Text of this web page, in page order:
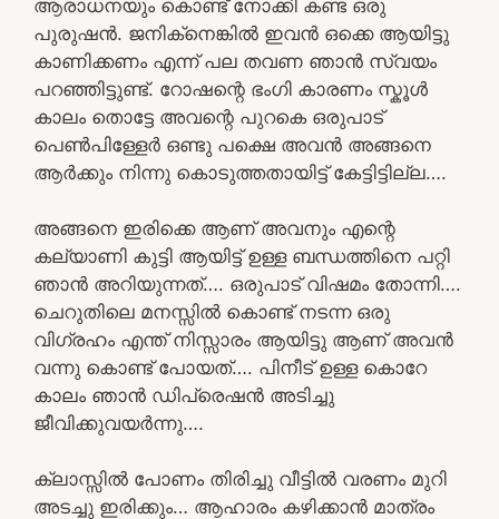
ആരാധനയും കൊണ്ട് നോക്കി കണ്ട ഒരു
പുരുഷൻ. ജനിക്‌നെങ്കിൽ ഇവൻ ഒക്കെ ആയിട്ടു
കാണിക്കണം എന്ന് പല തവണ ഞാൻ സ്വയം
പറഞ്ഞിട്ടുണ്ട്. റോഷന്റെ ഭംഗി കാരണം സ്കൂൾ
കാലം തൊട്ടേ അവന്റെ പുറകെ ഒരുപാട്
പെൺപിള്ളേർ ഒണ്ടു പക്ഷെ അവൻ അങ്ങനെ
ആർക്കും നിന്നു കൊടുത്തതായിട്ട് കേട്ടിട്ടില്ല….
അങ്ങനെ ഇരിക്കെ ആണ് അവനും എന്റെ
കല്യാണി കുട്ടി ആയിട്ട് ഉള്ള ബന്ധത്തിനെ പറ്റി
ഞാൻ അറിയുന്നത്…. ഒരുപാട് വിഷമം തോന്നി….
ചെറുതിലെ മനസ്സിൽ കൊണ്ട് നടന്ന ഒരു
വിഗ്രഹം എന്ത് നിസ്സാരം ആയിട്ടു ആണ് അവൻ
വന്നു കൊണ്ട് പോയത്…. പിനീട് ഉള്ള കൊറേ
കാലം ഞാൻ ഡിപ്രെഷൻ അടിച്ചു
ജീവിക്കുവയർന്നു….
ക്ലാസ്സിൽ പോണം തിരിച്ചു വീട്ടിൽ വരണം മുറി
അടച്ചു ഇരിക്കും… ആഹാരം കഴിക്കാൻ മാത്രം